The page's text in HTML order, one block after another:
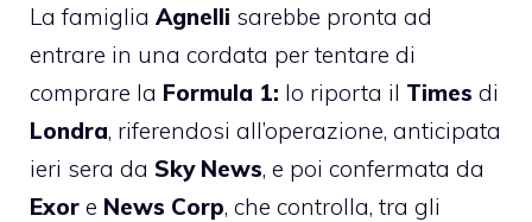
La famiglia Agnelli sarebbe pronta ad
entrare in una cordata per tentare di
comprare la Formula 1: lo riporta il Times di
Londra, riferendosi all’operazione, anticipata
ieri sera da Sky News, e poi confermata da
Exor e News Corp, che controlla, tra gli